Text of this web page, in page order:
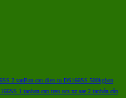
2 tanBan can dien tu DS166SS 500kgban
1 tanban can treo ocs xz aae 2 tanbán cân